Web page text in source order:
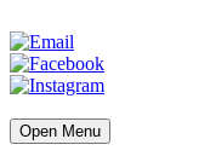
Open Menu